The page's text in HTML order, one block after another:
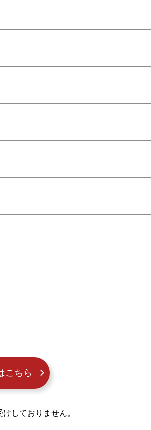
こちら
しておりません。